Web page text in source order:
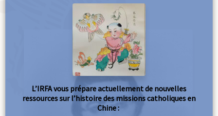
L’IRFA vous prépare actuellement de nouvelles
ressources sur l’histoire des missions catholiques en
Chine :